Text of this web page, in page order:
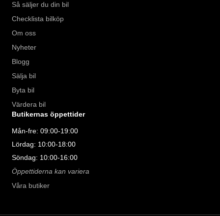
Så säljer du din bil
Checklista bilköp
Om oss
Nyheter
Blogg
Sälja bil
Byta bil
Värdera bil
Butikernas öppettider
Mån-fre: 09:00-19:00
Lördag: 10:00-18:00
Söndag: 10:00-16:00
Öppettiderna kan variera
Våra butiker